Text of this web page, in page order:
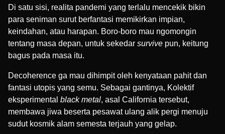
Di satu sisi, realita pandemi yang terlalu mencekik bikin
para seniman surut berfantasi memikirkan impian,
keindahan, atau harapan. Boro-boro mau ngomongin
tentang masa depan, untuk sekedar survive pun, keitung
bagus pada masa itu.
Decoherence ga mau dihimpit oleh kenyataan pahit dan
fantasi utopis yang semu. Sebagai gantinya, Kolektif
eksperimental black metal, asal California tersebut,
membawa jiwa beserta pesawat ulang alik pergi menuju
sudut kosmik alam semesta terjauh yang gelap.